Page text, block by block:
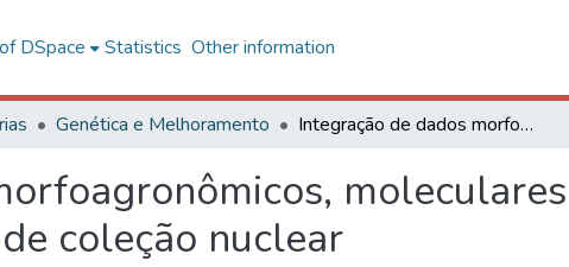
DSpace Statistics Other information
Genética e Melhoramento Integração de dados morfoagronômicos, moleculares e fitopatológicos para estabelecimento de coleção nuclear
coleção nuclear